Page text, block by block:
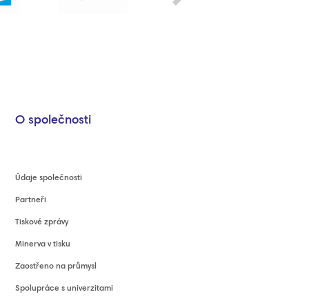
O společnosti
Údaje společnosti
Partneři
Tiskové zprávy
Minerva v tisku
Zaostřeno na průmysl
Spolupráce s univerzitami